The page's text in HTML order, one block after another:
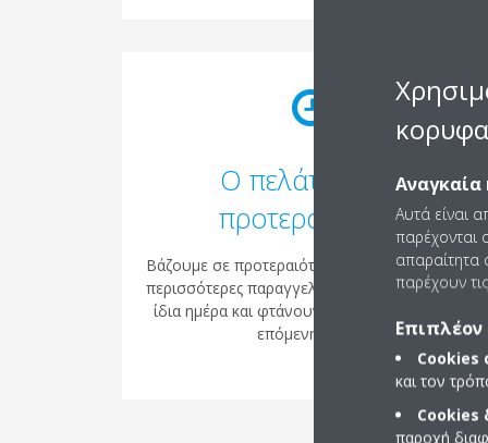
Ο πελάτης έχει
προτεραιότητα
Βάζουμε σε προτεραιότητα τις ανάγκες σας. Οι
περισσότερες παραγγελίες αποστέλλονται την
ίδια ημέρα και φτάνουν σε εσάς έγκαιρα την
επόμενη ημέρα
Αναγκαία
Αυτά είναι
παρέχονται
απαραίτητα
παρέχουν
Επιπλέον
Cookies
και τον
Cookies
παροχή